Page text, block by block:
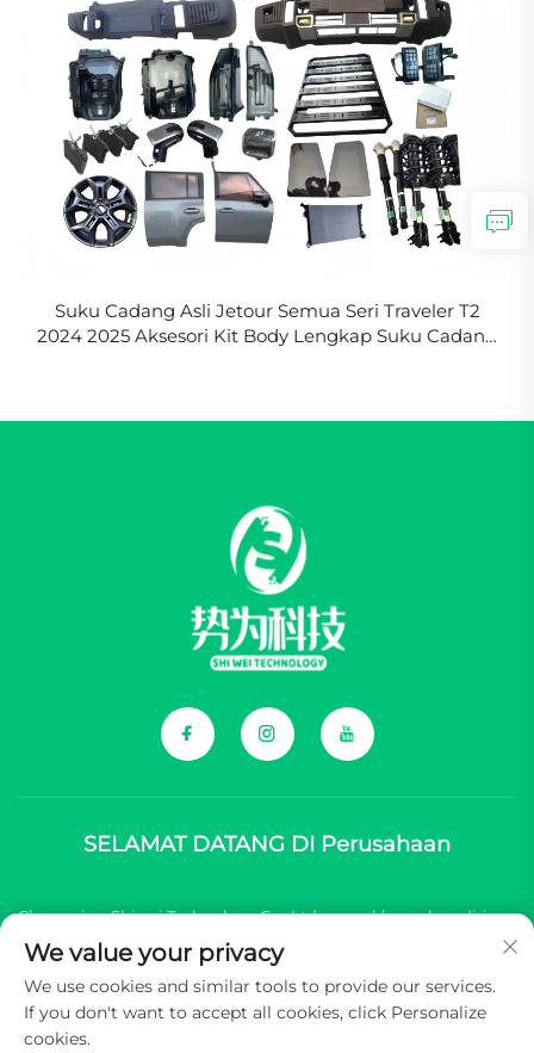
Suku Cadang Asli Jetour Semua Seri Traveler T2
2024 2025 Aksesori Kit Body Lengkap Suku Cadang
SELAMAT DATANG DI Perusahaan
Chongqing Shiwei Technology Co., Ltd. mengkhususkan diri
dalam menyediakan komponen lengkap untuk merek
kendaraan energi baru (NEV) asal Tiongkok.
We value your privacy
We use cookies and similar tools to provide our services.
If you don't want to accept all cookies, click Personalize
cookies.